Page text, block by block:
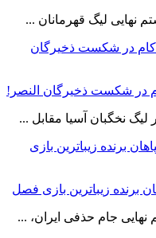
نهایی لیگ قهرمانان ...
در شکست ذخیرگان النصر!
نخگبان آسیا مقابل ...
برنده زیباترین بازی فصل
جام حذفی ایران، ...